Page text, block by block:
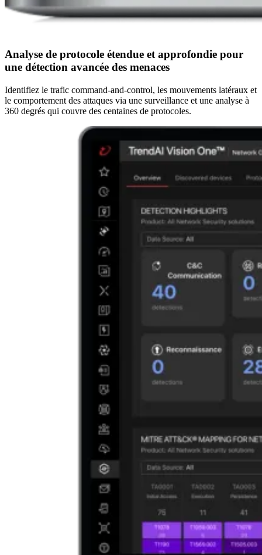
Analyse de protocole étendue et approfondie pour
une détection avancée des menaces
Identifiez le trafic command-and-control, les mouvements latéraux et
le comportement des attaques via une surveillance et une analyse à
360 degrés qui couvre des centaines de protocoles.